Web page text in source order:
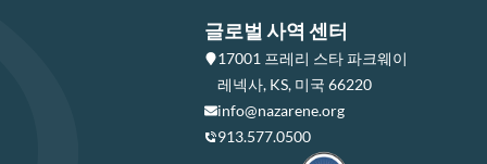
글로벌 사역 센터
17001 프레리 스타 파크웨이
레넥사, KS, 미국 66220
info@nazarene.org
913.577.0500